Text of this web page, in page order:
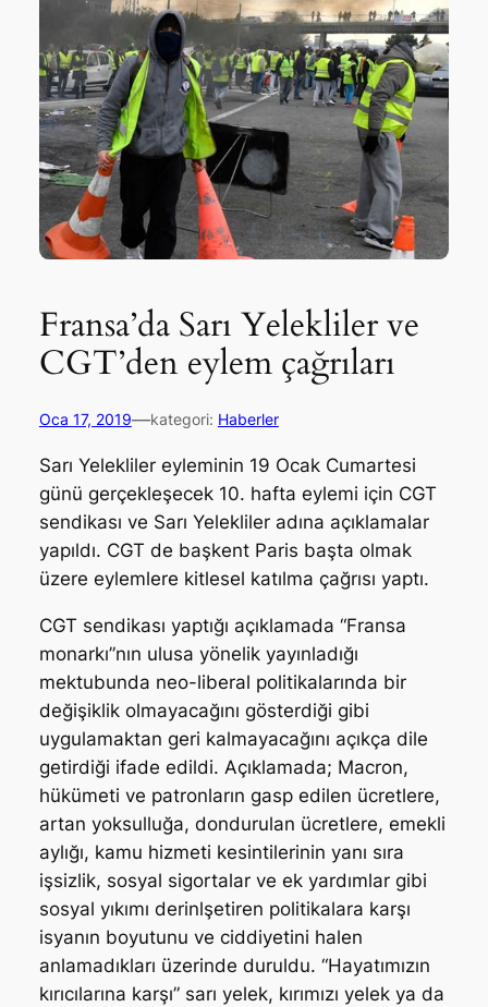
Fransa’da Sarı Yelekliler ve
CGT’den eylem çağrıları
Oca 17, 2019—kategori: Haberler
Sarı Yelekliler eyleminin 19 Ocak Cumartesi
günü gerçekleşecek 10. hafta eylemi için CGT
sendikası ve Sarı Yelekliler adına açıklamalar
yapıldı. CGT de başkent Paris başta olmak
üzere eylemlere kitlesel katılma çağrısı yaptı.
CGT sendikası yaptığı açıklamada “Fransa
monarkı”nın ulusa yönelik yayınladığı
mektubunda neo-liberal politikalarında bir
değişiklik olmayacağını gösterdiği gibi
uygulamaktan geri kalmayacağını açıkça dile
getirdiği ifade edildi. Açıklamada; Macron,
hükümeti ve patronların gasp edilen ücretlere,
artan yoksulluğa, dondurulan ücretlere, emekli
aylığı, kamu hizmeti kesintilerinin yanı sıra
işsizlik, sosyal sigortalar ve ek yardımlar gibi
sosyal yıkımı derinlşetiren politikalara karşı
isyanın boyutunu ve ciddiyetini halen
anlamadıkları üzerinde duruldu. “Hayatımızın
kırıcılarına karşı” sarı yelek, kırımızı yelek ya da